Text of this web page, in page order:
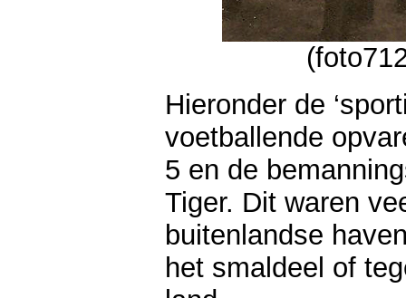
Hieronder de
voetballende
5 en de
Tiger. Dit waren
buitenlandse
het smaldeel of